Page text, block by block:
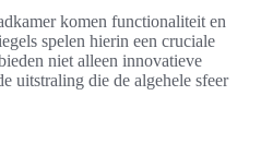
komen functionaliteit en
spelen hierin een cruciale
niet alleen innovatieve
uitstraling die de algehele sfeer